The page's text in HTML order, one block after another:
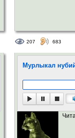
207 683
Мурлыкал